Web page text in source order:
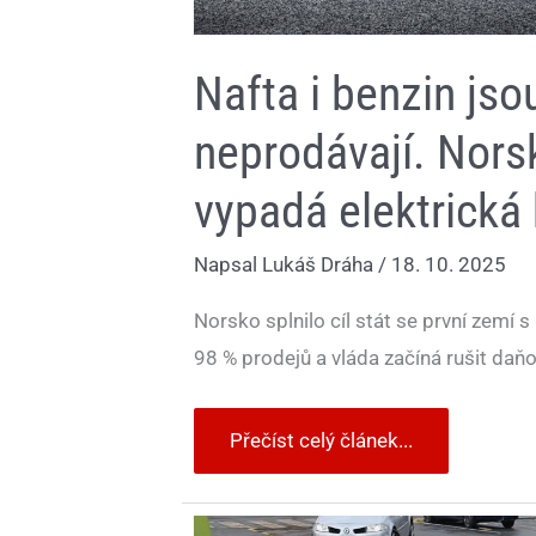
Nafta i benzin
neprodávají.
vypadá
Napsal Lukáš Dráha / 18. 10. 2025
Norsko splnilo cíl stát se první zemí
98 % prodejů a vláda začíná rušit
Přečíst celý článek...
Německo